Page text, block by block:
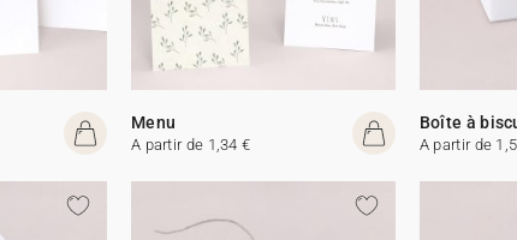
Menu
A partir de 1,34 €
Boîte à
A partir de